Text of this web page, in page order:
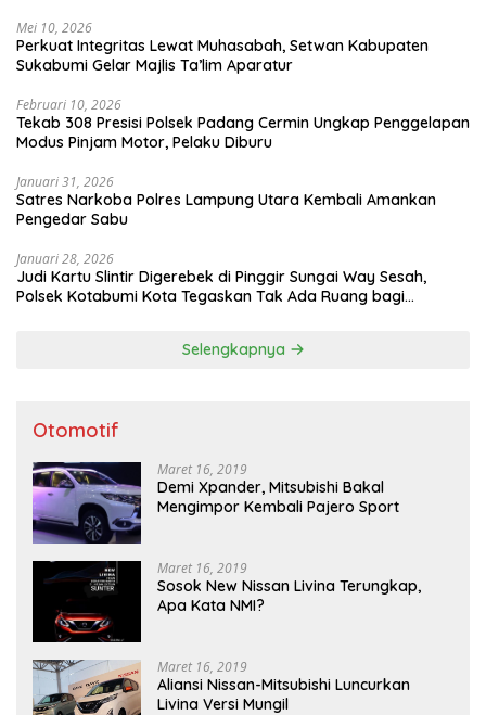
Mei 10, 2026
Perkuat Integritas Lewat Muhasabah, Setwan Kabupaten
Sukabumi Gelar Majlis Ta’lim Aparatur
Februari 10, 2026
Tekab 308 Presisi Polsek Padang Cermin Ungkap Penggelapan
Modus Pinjam Motor, Pelaku Diburu
Januari 31, 2026
Satres Narkoba Polres Lampung Utara Kembali Amankan
Pengedar Sabu
Januari 28, 2026
Judi Kartu Slintir Digerebek di Pinggir Sungai Way Sesah,
Polsek Kotabumi Kota Tegaskan Tak Ada Ruang bagi
Selengkapnya
Otomotif
Maret 16, 2019
Demi Xpander, Mitsubishi Bakal
Mengimpor Kembali Pajero Sport
Maret 16, 2019
Sosok New Nissan Livina Terungkap,
Apa Kata NMI?
Maret 16, 2019
Aliansi Nissan-Mitsubishi Luncurkan
Livina Versi Mungil